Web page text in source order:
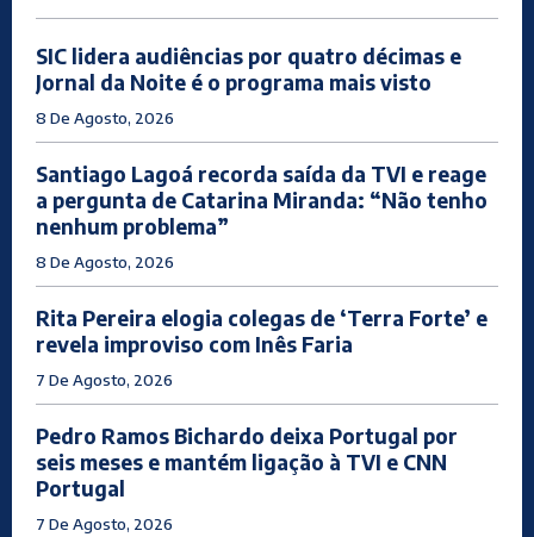
SIC lidera audiências por quatro décimas e
Jornal da Noite é o programa mais visto
8 De Agosto, 2026
Santiago Lagoá recorda saída da TVI e reage
a pergunta de Catarina Miranda: “Não tenho
nenhum problema”
8 De Agosto, 2026
Rita Pereira elogia colegas de ‘Terra Forte’ e
revela improviso com Inês Faria
7 De Agosto, 2026
Pedro Ramos Bichardo deixa Portugal por
seis meses e mantém ligação à TVI e CNN
Portugal
7 De Agosto, 2026